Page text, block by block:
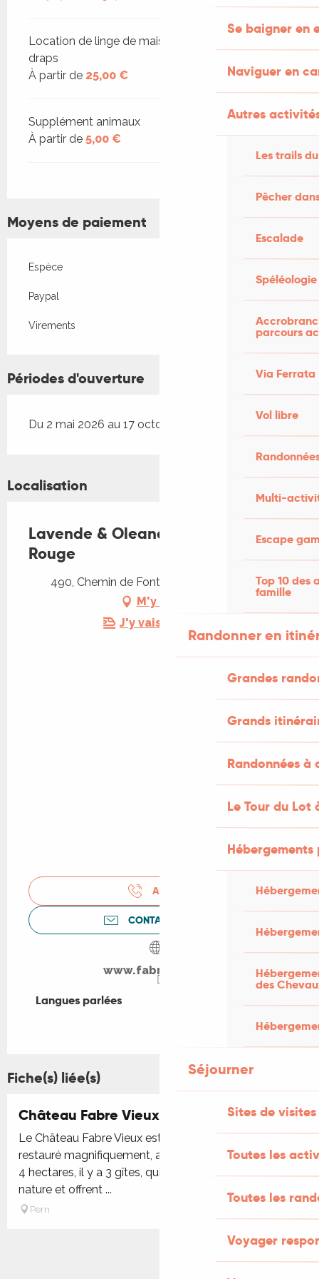
Se baigner en
Naviguer en
Autres
Les trails
Pêcher
Escalade
Spéléologie
parcours
Via Ferrata
Vol libre
Multi-
Escape
Top 10 des
famille
Randonner en
Grandes
Grands
Randonnées
Le Tour du Lot
des
Séjourner
Sites de visites
Toutes les
Toutes les
Voyager
Location de linge de maison, de toilette et de
draps
À partir de 25,00 €
Supplément animaux
À partir de 5,00 €
Moyens de paiement
Espèce
Paypal
Virements
Périodes d'ouverture
Du 2 mai 2026 au 17 octobre 2026
Localisation
Lavende & Oleander + Place
Rouge
490, Chemin de Font Maurine, 46170 Pern
M'y rendre
J'y vais en train !
APPELER
CONTACTEZ-NOUS
www.fabrevieux.nl
Langues parlées
Langues parlées
Fiche(s) liée(s)
Château Fabre Vieux
Le Château Fabre Vieux est un manoir de 1642,
restauré magnifiquement, avec confort moderne. Sur
4 hectares, il y a 3 gîtes, qui se trouvent en plein
nature et offrent ...
Pern